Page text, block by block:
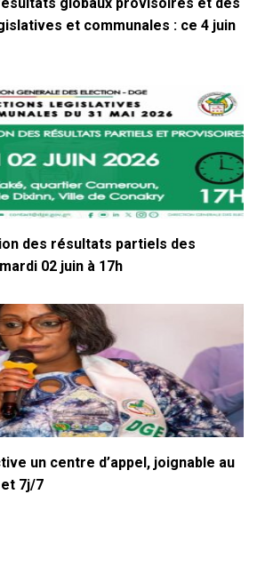
et communales : ce 4 juin
des résultats partiels des
02 juin à 17h
un centre d’appel, joignable au
7j/7